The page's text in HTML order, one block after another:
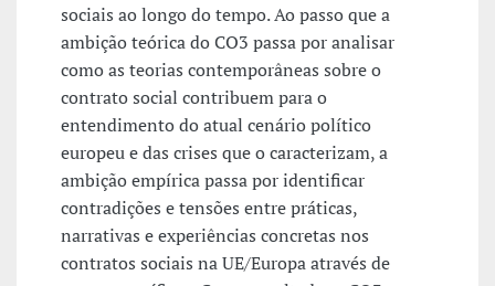
sociais ao longo do tempo. Ao passo que a
ambição teórica do CO3 passa por analisar
como as teorias contemporâneas sobre o
contrato social contribuem para o
entendimento do atual cenário político
europeu e das crises que o caracterizam, a
ambição empírica passa por identificar
contradições e tensões entre práticas,
narrativas e experiências concretas nos
contratos sociais na UE/Europa através de